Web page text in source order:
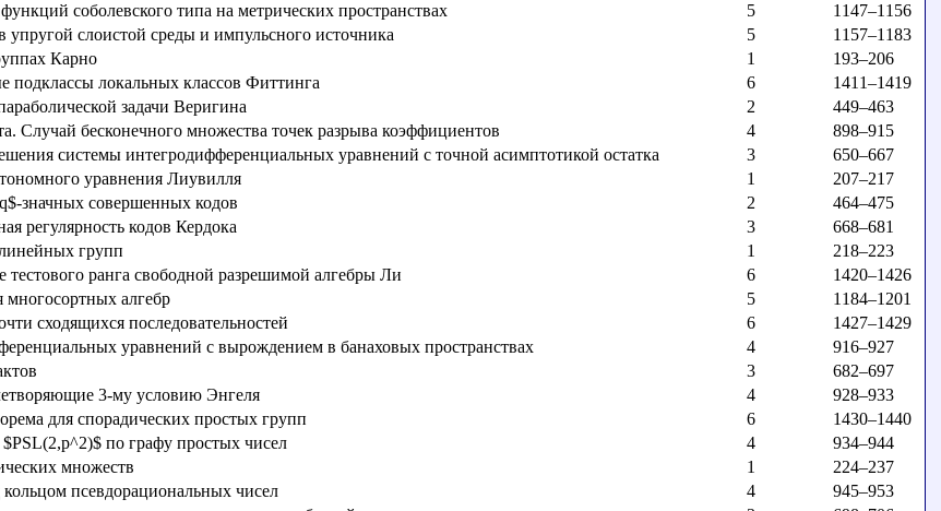
соболевского типа на метрических пространствах 5
1147–1156
упругой слоистой среды и импульсного источника 5
1157–1183
Карно 1
193–206
подклассы локальных классов Фиттинга 6
1411–1419
задачи Веригина 2
449–463
Случай бесконечного множества точек разрыва коэффициентов 4
898–915
системы интегродифференциальных уравнений с точной асимптотикой остатка 3
650–667
уравнения Лиувилля 1
207–217
значных совершенных кодов 2
464–475
регулярность кодов Кердока 3
668–681
групп 1
218–223
тестового ранга свободной разрешимой алгебры Ли 6
1420–1426
многосортных алгебр 5
1184–1201
сходящихся последовательностей 6
1427–1429
уравнений с вырождением в банаховых пространствах 4
916–927
3
682–697
3-му условию Энгеля 4
928–933
для спорадических простых групп 6
1430–1440
$PSL(2,p^2)$ по графу простых чисел 4
934–944
множеств 1
224–237
псевдорациональных чисел 4
945–953